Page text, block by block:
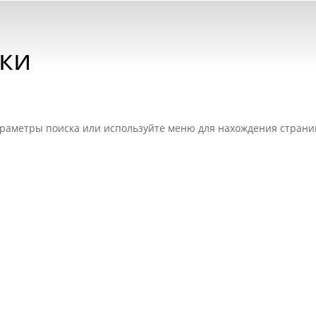
поиска или используйте меню для нахождения